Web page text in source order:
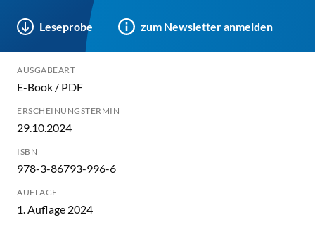
Leseprobe zum Newsletter anmelden
AUSGABEART
E-Book / PDF
ERSCHEINUNGSTERMIN
29.10.2024
ISBN
978-3-86793-996-6
AUFLAGE
1. Auflage 2024